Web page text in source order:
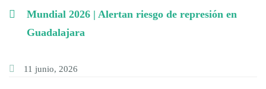
Mundial 2026 | Alertan riesgo de represión en
Guadalajara
11 junio, 2026